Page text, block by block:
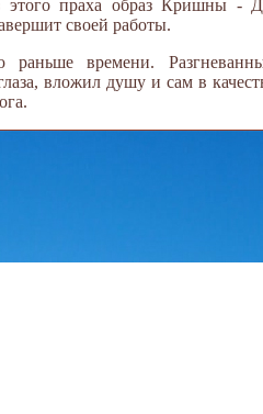
праха образ Кришны -
своей работы.
времени.
вложил душу и сам в